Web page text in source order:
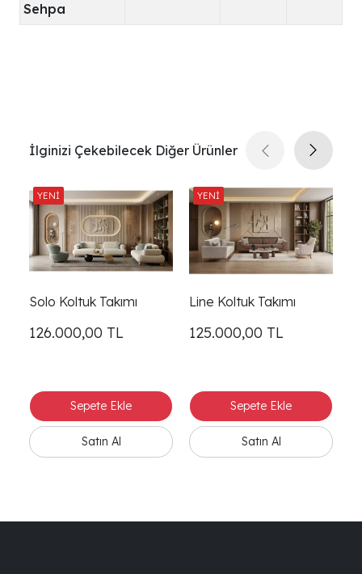
Sehpa
İlginizi Çekebilecek Diğer Ürünler
Solo Koltuk Takımı
126.000,00 TL
Line Koltuk Takımı
125.000,00 TL